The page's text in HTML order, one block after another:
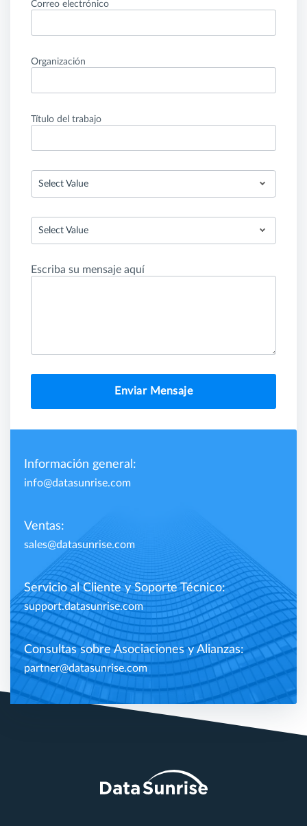
Correo electrónico
Organización
Título del trabajo
Select Value
Select Value
Escriba su mensaje aquí
Enviar Mensaje
Información general:
info@datasunrise.com
Ventas:
sales@datasunrise.com
Servicio al Cliente y Soporte Técnico:
support.datasunrise.com
Consultas sobre Asociaciones y Alianzas:
partner@datasunrise.com